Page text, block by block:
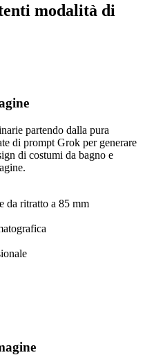
modalità di
partendo dalla pura
di prompt Grok per generare
di costumi da bagno e
da ritratto a 85 mm